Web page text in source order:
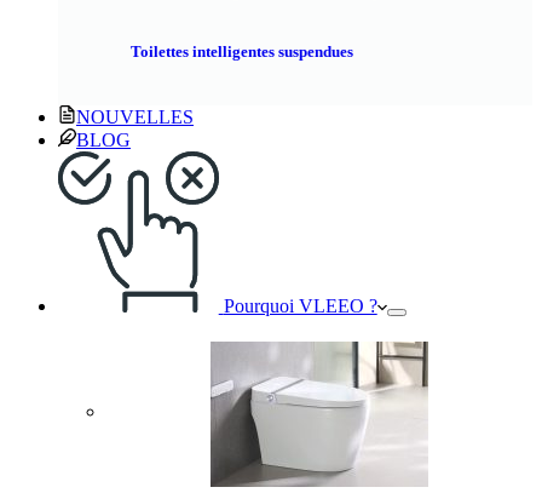
Toilettes intelligentes suspendues
NOUVELLES
BLOG
Pourquoi VLEEO ?